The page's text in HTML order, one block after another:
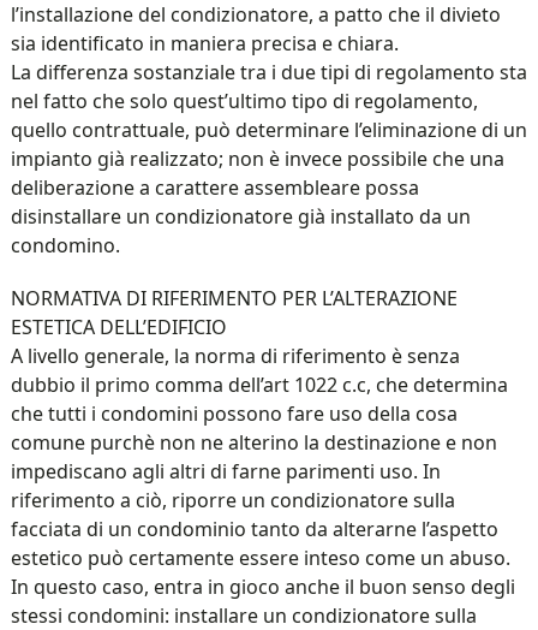
l’installazione del condizionatore, a patto che il divieto
sia identificato in maniera precisa e chiara.
La differenza sostanziale tra i due tipi di regolamento sta
nel fatto che solo quest’ultimo tipo di regolamento,
quello contrattuale, può determinare l’eliminazione di un
impianto già realizzato; non è invece possibile che una
deliberazione a carattere assembleare possa
disinstallare un condizionatore già installato da un
condomino.
NORMATIVA DI RIFERIMENTO PER L’ALTERAZIONE
ESTETICA DELL’EDIFICIO
A livello generale, la norma di riferimento è senza
dubbio il primo comma dell’art 1022 c.c, che determina
che tutti i condomini possono fare uso della cosa
comune purchè non ne alterino la destinazione e non
impediscano agli altri di farne parimenti uso. In
riferimento a ciò, riporre un condizionatore sulla
facciata di un condominio tanto da alterarne l’aspetto
estetico può certamente essere inteso come un abuso.
In questo caso, entra in gioco anche il buon senso degli
stessi condomini: installare un condizionatore sulla